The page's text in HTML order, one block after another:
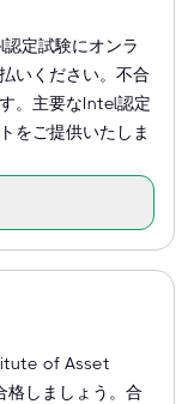
定試験にオンラ
いください。不合
。主要なIntel認定
をご提供いたしま
of Asset
しましょう。合